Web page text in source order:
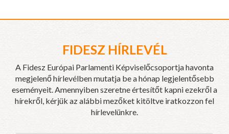
FIDESZ HÍRLEVÉL
A Fidesz Európai Parlamenti Képviselőcsoportja havonta
megjelenő hírlevélben mutatja be a hónap legjelentősebb
eseményeit. Amennyiben szeretne értesítőt kapni ezekről a
hírekről, kérjük az alábbi mezőket kitöltve iratkozzon fel
hírlevelünkre.